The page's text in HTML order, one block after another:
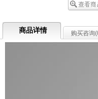
商品详情 购买咨询(